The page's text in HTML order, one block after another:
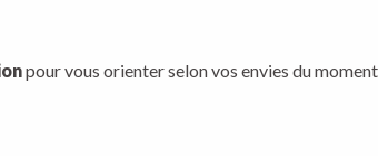
pour vous orienter selon vos envies du